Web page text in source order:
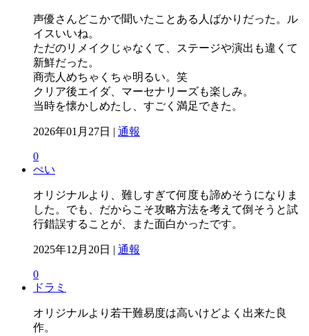
声優さんどこかで聞いたことある人ばかりだった。ル
イスいいね。
ただのリメイクじゃなくて、ステージや演出も違くて
新鮮だった。
商売人めちゃくちゃ明るい。笑
クリア後エイダ、マーセナリーズも楽しみ。
当時を懐かしめたし、すごく満足できた。
2026年01月27日 | 通報
0
ぺい
オリジナルより、難しすぎて何度も諦めそうになりま
した。でも、だからこそ攻略方法を考えて倒そうと試
行錯誤することが、また面白かったです。
2025年12月20日 | 通報
0
ドラミ
オリジナルより若干難易度は高いけどよく出来た良
作。